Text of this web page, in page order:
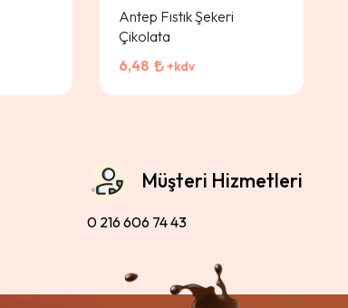
Antep Fıstık Şekeri
Çikolata
6,48
+kdv
Müşteri Hizmetleri
0 216 606 74 43